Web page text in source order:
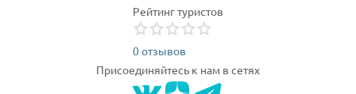
Рейтинг туристов
0 отзывов
Присоединяйтесь к нам в сетях